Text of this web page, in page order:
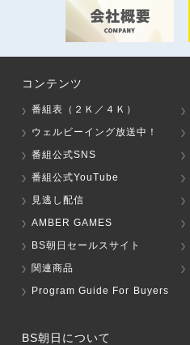
コンテンツ
番組表（２Ｋ／４Ｋ）
ウェルビーイング放送中！
番組公式SNS
番組公式YouTube
見逃し配信
AMBER GAMES
BS朝日セールスサイト
関連商品
Program Guide For Buyers
BS朝日について